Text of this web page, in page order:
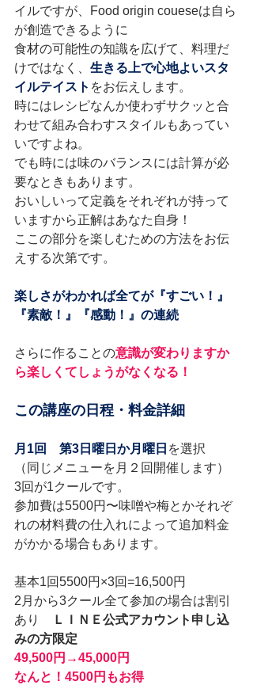
イルですが、Food origin coueseは自ら
が創造できるように
食材の可能性の知識を広げて、料理だ
けではなく、 生きる上で心地よいスタ
イルテイスト をお伝えします。
時にはレシピなんか使わずサクッと合
わせて組み合わすスタイルもあってい
いですよね。
でも時には味のバランスには計算が必
要なときもあります。
おいしいって定義をそれぞれが持って
いますから正解はあなた自身！
ここの部分を楽しむための方法をお伝
えする次第です。
楽しさがわかれば全てが『すごい！』
『素敵！』『感動！』の連続
さらに作ることの意識が変わりますか
ら楽しくてしょうがなくなる！
この講座の日程・料金詳細
月1回　第3日曜日か月曜日 を選択
（同じメニューを月２回開催します）
3回が1クールです。
参加費は5500円〜味噌や梅とかそれぞ
れの材料費の仕入れによって追加料金
がかかる場合もあります。
基本1回5500円×3回=16,500円
2月から3クール全て参加の場合は割引
あり
ＬＩＮＥ公式アカウント申し込
みの方限定
49,500円→45,000円
なんと！4500円もお得